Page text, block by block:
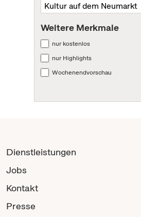
Weitere Merkmale
nur kostenlos
nur Highlights
Wochenendvorschau
Dienstleistungen
Jobs
Kontakt
Presse